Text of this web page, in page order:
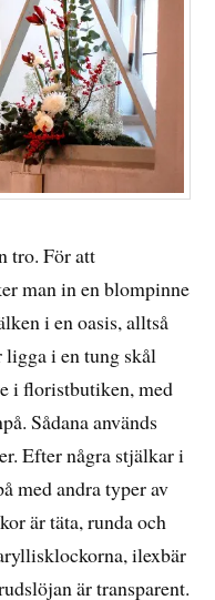
tro. För att
man in en blompinne
i en oasis, alltså
ligga i en tung skål
i floristbutiken, med
Sådana används
Efter några stjälkar i
med andra typer av
är täta, runda och
ilexbär
är transparent.